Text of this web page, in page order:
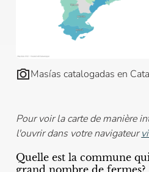
Masías catalogadas en
Pour voir la carte de manière
l'ouvrir dans votre navigateur
Quelle est la commune
grand nombre de fermes?